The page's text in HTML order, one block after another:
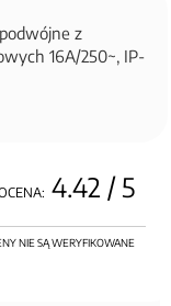
z
16A/250~, IP-
4.42 / 5
NIE SĄ WERYFIKOWANE